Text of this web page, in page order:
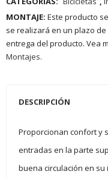
MONTAJE: Este producto
se realizará en un plazo
entrega del producto. Vea
Montajes.
DESCRIPCIÓN
Proporcionan confort y
entradas en la parte
buena circulación en